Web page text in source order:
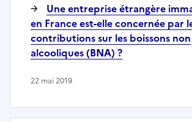
Une entreprise étrangère
en France est-elle concernée par
contributions sur les boissons non
alcooliques (BNA) ?
22 mai 2019